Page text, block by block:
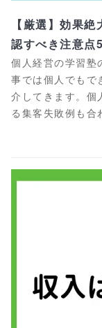
【厳選】効果
認すべき注意点
個人経営の学習塾
事では個人でもで
介してきます。個
る集客失敗例も合